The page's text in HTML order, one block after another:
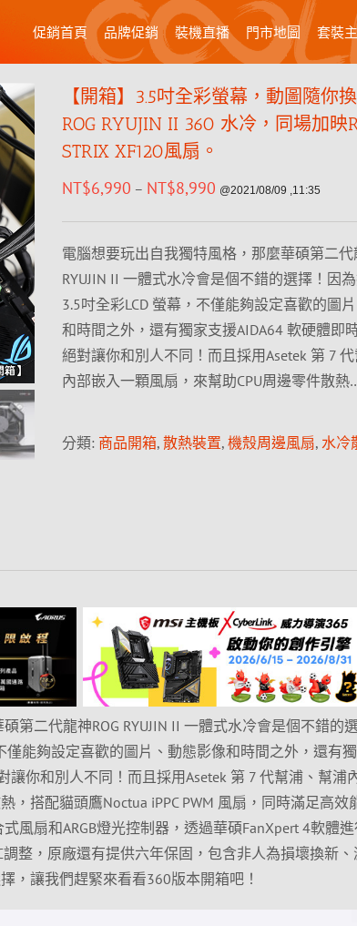
促銷首頁 品牌促銷 裝機直播 門市地圖 套裝
【開箱】3.5吋全彩螢幕，動圖隨你
ROG RYUJIN II 360 水冷，同場加映
STRIX XF120風扇。
NT$6,990 – NT$8,990 @2021/08/09 ,11:35
電腦想要玩出自我獨特風格，那麼華碩第二代
RYUJIN II 一體式水冷會是個不錯的選擇！因
3.5吋全彩LCD 螢幕，不僅能夠設定喜歡的圖
和時間之外，還有獨家支援AIDA64 軟硬體即
絕對讓你和別人不同！而且採用Asetek 第 7
內部嵌入一顆風扇，來幫助CPU周邊零件散熱
分類: 商品開箱, 散熱裝置, 機殼周邊風扇, 水冷
第二代龍神ROG RYUJIN II 一體式水冷會是個不錯的
僅能夠設定喜歡的圖片、動態影像和時間之外，還有
讓你和別人不同！而且採用Asetek 第 7 代幫浦、幫浦
，搭配貓頭鷹Noctua iPPC PWM 風扇，同時滿足高效
風扇和ARGB燈光控制器，透過華碩FanXpert 4軟體
調整，原廠還有提供六年保固，包含非人為損壞換新
，讓我們趕緊來看看360版本開箱吧！